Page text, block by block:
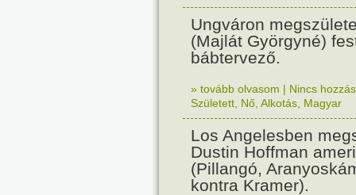
Ungváron
(Majlát Györgyné)
bábtervező.
» tovább olvasom | Nincs
Született Nő Alkotás Magyar
Los Angelesben
Dustin Hoffman
(Pillangó,
kontra Kramer).